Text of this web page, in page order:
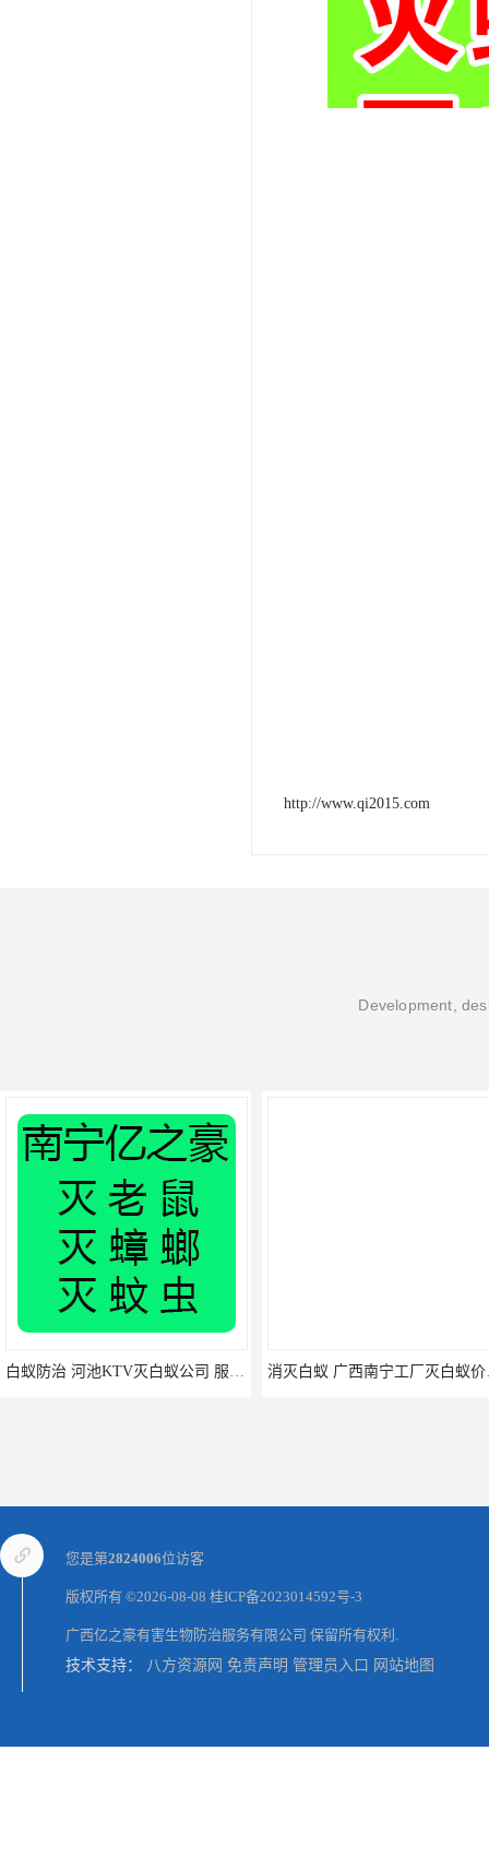
http://www.qi2015.com
Development,
白蚁防治 河池KTV灭白蚁公司 服务上门 消灭
南宁三塘公司灭老鼠 服务上门 河池超市杀虫费用
您是第2824006位访客
版权所有 ©2026-08-08 桂ICP备2023014592号-3
广西亿之豪有害生物防治服务有限公司 保留所有权利.
技术支持： 八方资源网 免责声明 管理员入口 网站地图